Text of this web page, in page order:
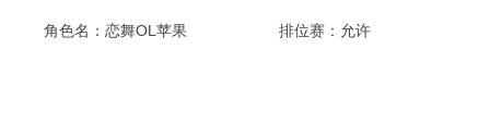
角色名：恋舞OL苹果 排位赛：允许